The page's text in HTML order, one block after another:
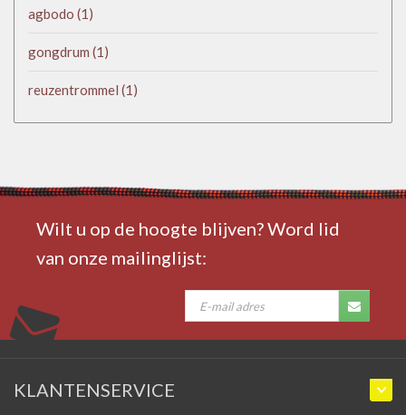
agbodo (1)
gongdrum (1)
reuzentrommel (1)
Wilt u op de hoogte blijven? Word lid
van onze mailinglijst:
KLANTENSERVICE